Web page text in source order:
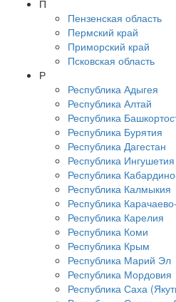
П
Пензенская область
Пермский край
Приморский край
Псковская область
Р
Республика Адыгея
Республика Алтай
Республика
Республика Бурятия
Республика Дагестан
Республика Ингушетия
Республика
Республика Калмыкия
Республика
Республика Карелия
Республика Коми
Республика Крым
Республика Марий Эл
Республика Мордовия
Республика Саха